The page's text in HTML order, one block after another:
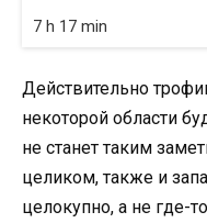
7 h 17 min
Действительно
некоторой области
не станет таким
целиком, также и
целокупно, а не где-